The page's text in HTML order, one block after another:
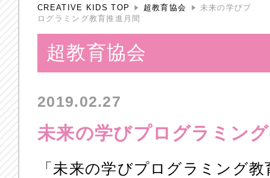
CREATIVE KIDS TOP 超教育協会
未来の学びプ
ログラミング教育推進月間
超教育協会
2019.02.27
未来の学びプログラミン
「未来の学びプログラミング